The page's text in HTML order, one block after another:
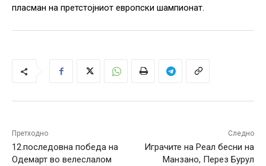
пласман на претстојниот европски шампионат.
Претходно
12.последовна победа на
Одемарт во велеслалом
Следно
Играчите на Реал бесни на
Манзано, Перез Бурул